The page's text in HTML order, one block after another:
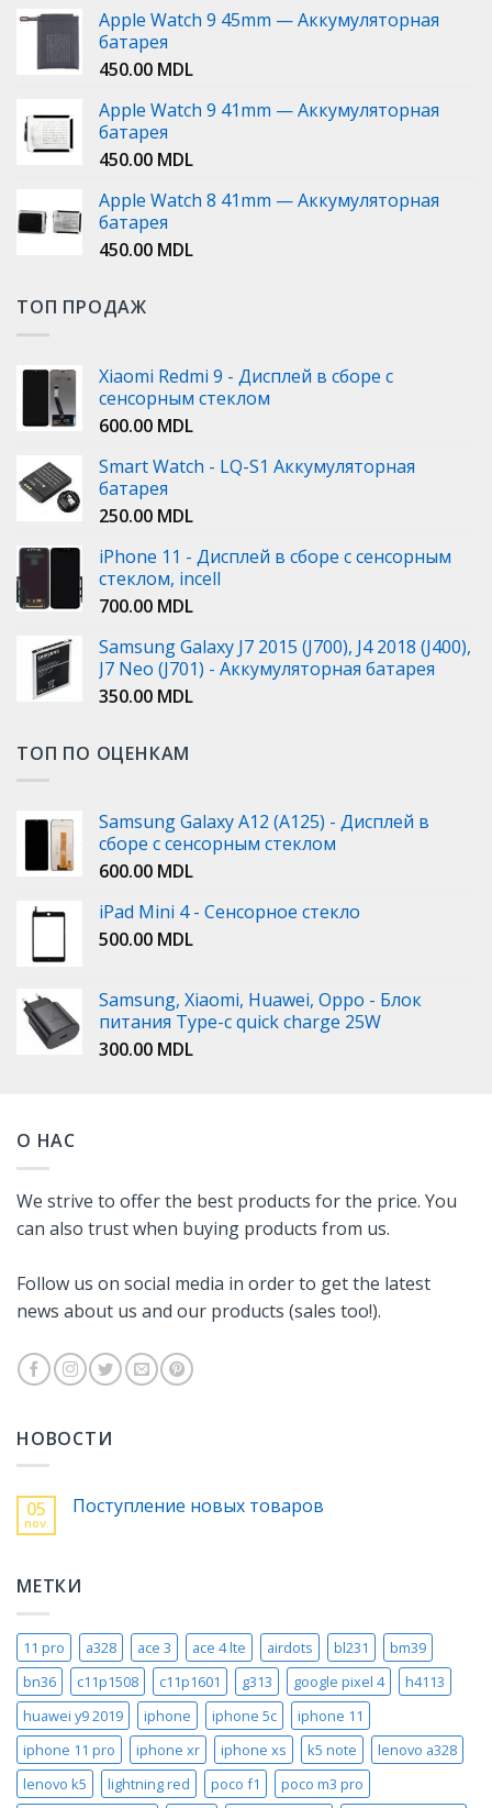
Apple Watch 9 45mm — Аккумуляторная
батарея
450.00 MDL
Apple Watch 9 41mm — Аккумуляторная
батарея
450.00 MDL
Apple Watch 8 41mm — Аккумуляторная
батарея
450.00 MDL
ТОП ПРОДАЖ
Xiaomi Redmi 9 - Дисплей в сборе с
сенсорным стеклом
600.00 MDL
Smart Watch - LQ-S1 Аккумуляторная
батарея
250.00 MDL
iPhone 11 - Дисплей в сборе с сенсорным
стеклом, incell
700.00 MDL
Samsung Galaxy J7 2015 (J700), J4 2018 (J400),
J7 Neo (J701) - Аккумуляторная батарея
350.00 MDL
ТОП ПО ОЦЕНКАМ
Samsung Galaxy A12 (A125) - Дисплей в
сборе с сенсорным стеклом
600.00 MDL
iPad Mini 4 - Сенсорное стекло
500.00 MDL
Samsung, Xiaomi, Huawei, Oppo - Блок
питания Type-c quick charge 25W
300.00 MDL
О НАС
We strive to offer the best products for the price. You
can also trust when buying products from us.
Follow us on social media in order to get the latest
news about us and our products (sales too!).
НОВОСТИ
05
nov.
Поступление новых товаров
МЕТКИ
11 pro a328 ace 3 ace 4 lte airdots bl231
bm39
bn36
c11p1508 c11p1601 g313 google pixel 4
h4113
huawei y9 2019
iphone iphone 5c
iphone 11
iphone 11 pro
iphone xr iphone xs k5 note
lenovo a328
lenovo k5
lightning red poco f1
poco m3 pro